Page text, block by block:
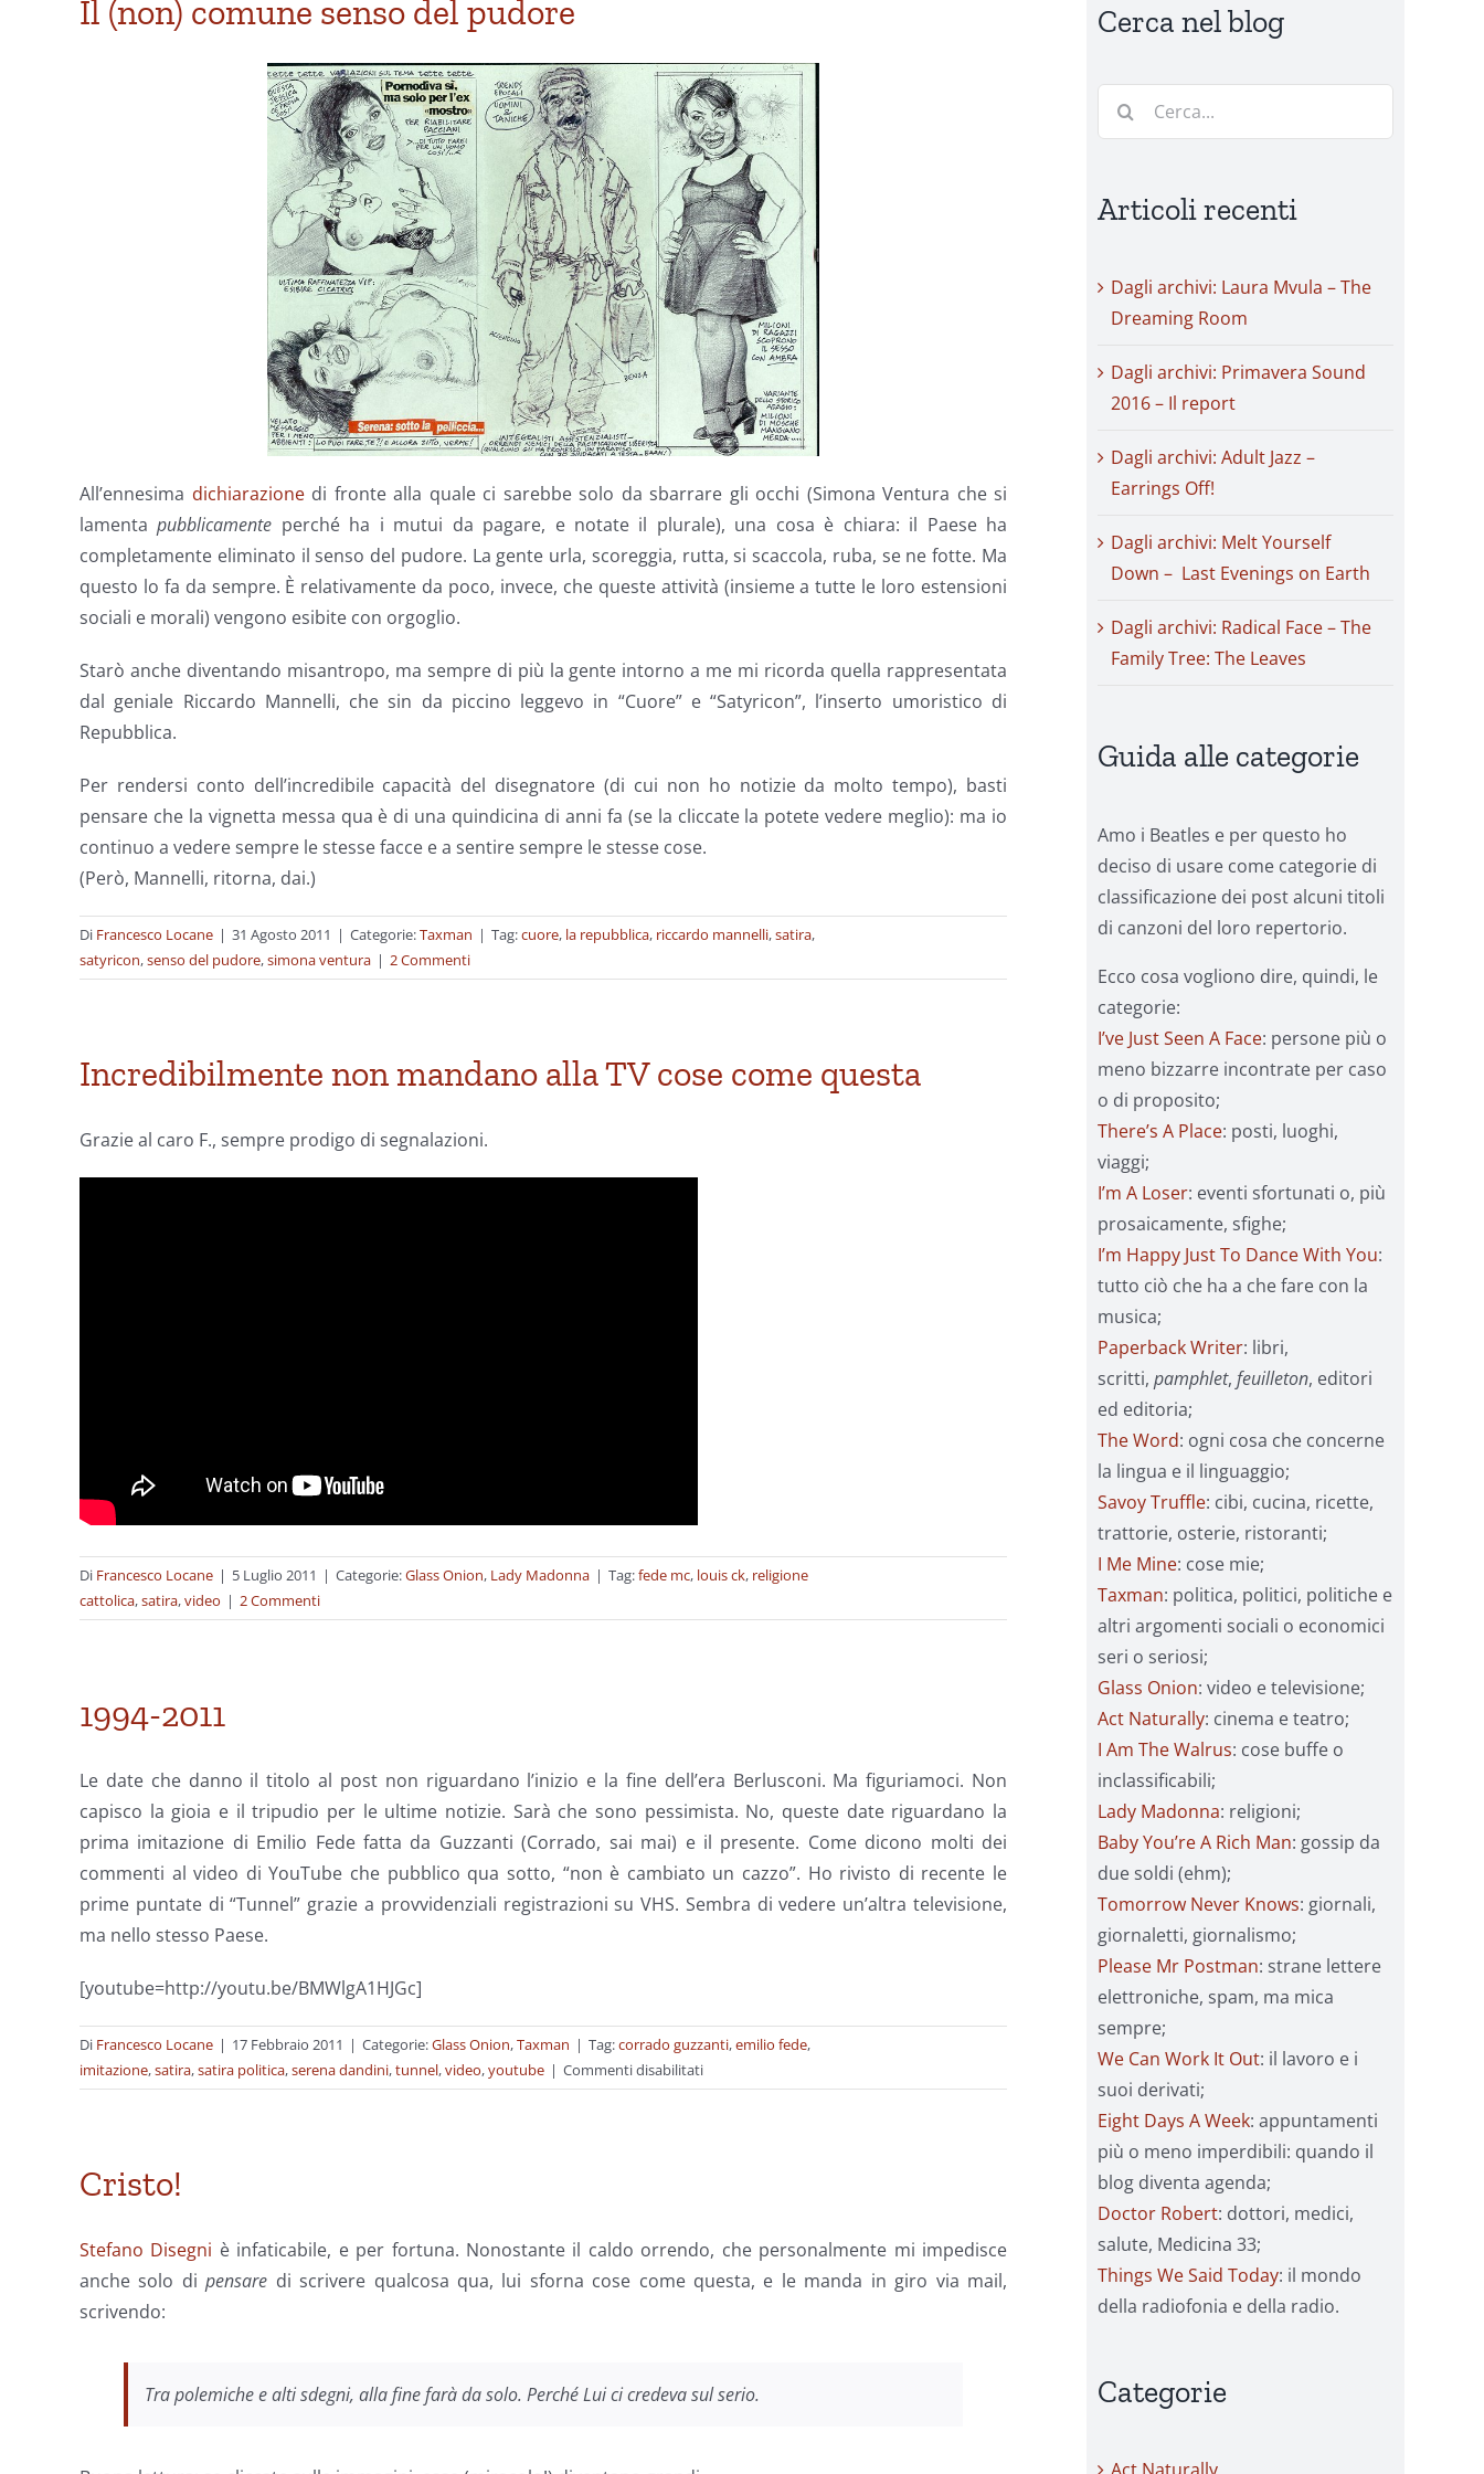
Il (non) comune senso del pudore
All’ennesima dichiarazionedi fronte alla quale ci sarebbe solo da sbarrare gli occhi (Simona Ventura che si
lamentapubblicamente perché ha i mutui da pagare, e notate il plurale), una cosa è chiara: il Paese ha
completamente eliminato il senso del pudore. La gente urla, scoreggia, rutta, si scaccola, ruba, se ne fotte. Ma
questo lo fa da sempre. È relativamente da poco, invece, che queste attività (insieme a tutte le loro estensioni
sociali e morali) vengono esibite con orgoglio.
Starò anche diventando misantropo, ma sempre di più la gente intorno a me mi ricorda quella rappresentata
dal geniale Riccardo Mannelli, che sin da piccino leggevo in “Cuore” e “Satyricon”, l’inserto umoristico di
Repubblica.
Per rendersi conto dell’incredibile capacità del disegnatore (di cui non ho notizie da molto tempo), basti
pensare che la vignetta messa qua è di una quindicina di anni fa (se la cliccate la potete vedere meglio): ma io
continuo a vedere sempre le stesse facce e a sentire sempre le stesse cose.
(Però, Mannelli, ritorna, dai.)
Di Francesco Locane | 31 Agosto 2011 | Categorie:Taxman | Tag:cuore, la repubblica, riccardo mannelli,satira,
satyricon,senso del pudore,simona ventura | 2 Commenti
Incredibilmente non mandano alla TV cose come questa
Grazie al caro F., sempre prodigo di segnalazioni.
Di Francesco Locane | 5 Luglio 2011 | Categorie:Glass Onion, Lady Madonna | Tag:fede mc, louis ck, religione
cattolica,satira,video | 2 Commenti
1994-2011
Le date che danno il titolo al post non riguardano l’inizio e la fine dell’era Berlusconi. Ma figuriamoci. Non
capisco la gioia e il tripudio per le ultime notizie. Sarà che sono pessimista. No, queste date riguardano la
prima imitazione di Emilio Fede fatta da Guzzanti (Corrado, sai mai) e il presente. Come dicono molti dei
commenti al video di YouTube che pubblico qua sotto, “non è cambiato un cazzo”. Ho rivisto di recente le
prime puntate di “Tunnel” grazie a provvidenziali registrazioni su VHS. Sembra di vedere un’altra televisione,
ma nello stesso Paese.
[youtube=http://youtu.be/BMWlgA1HJGc]
Di Francesco Locane | 17 Febbraio 2011 | Categorie:Glass Onion,Taxman | Tag:corrado guzzanti,emilio fede,
imitazione,satira,satira politica,serena dandini,tunnel,video,youtube | Commenti disabilitatisu
1994-
Cristo!
Stefano Disegni è infaticabile, e per fortuna. Nonostante il caldo orrendo, che personalmente mi impedisce
anche solo dipensare di scrivere qualcosa qua, lui sforna cose come questa, e le manda in giro via mail,
scrivendo:
Tra polemiche e alti sdegni, alla fine farà da solo. Perché Lui ci credeva sul serio.
Cerca nel blog
Cerca
Articoli recenti
Dagli archivi: Laura Mvula – The
Dreaming Room
Dagli archivi: Primavera Sound
2016 – Il report
Dagli archivi: Adult Jazz –
Earrings Off!
Dagli archivi: Melt Yourself
Down – Last Evenings on Earth
Dagli archivi: Radical Face – The
Family Tree: The Leaves
Guida alle categorie
Amo i Beatles e per questo ho
deciso di usare come categorie di
classificazione dei post alcuni titoli
di canzoni del loro repertorio.
Ecco cosa vogliono dire, quindi, le
categorie:
I’ve Just Seen A Face: persone più o
meno bizzarre incontrate per caso
o di proposito;
There’s A Place: posti, luoghi,
viaggi;
I’m A Loser: eventi sfortunati o, più
prosaicamente, sfighe;
I’m Happy Just To Dance With You:
tutto ciò che ha a che fare con la
musica;
Paperback Writer: libri,
scritti, pamphlet, feuilleton, editori
ed editoria;
The Word: ogni cosa che concerne
la lingua e il linguaggio;
Savoy Truffle: cibi, cucina, ricette,
trattorie, osterie, ristoranti;
I Me Mine: cose mie;
Taxman: politica, politici, politiche e
altri argomenti sociali o economici
seri o seriosi;
Glass Onion: video e televisione;
Act Naturally: cinema e teatro;
I Am The Walrus: cose buffe o
inclassificabili;
Lady Madonna: religioni;
Baby You’re A Rich Man: gossip da
due soldi (ehm);
Tomorrow Never Knows: giornali,
giornaletti, giornalismo;
Please Mr Postman: strane lettere
elettroniche, spam, ma mica
sempre;
We Can Work It Out: il lavoro e i
suoi derivati;
Eight Days A Week: appuntamenti
più o meno imperdibili: quando il
blog diventa agenda;
Doctor Robert: dottori, medici,
salute, Medicina 33;
Things We Said Today: il mondo
della radiofonia e della radio.
Categorie